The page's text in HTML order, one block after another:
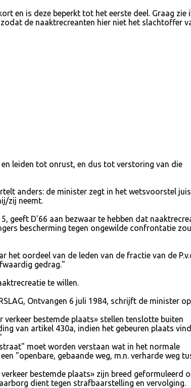
en is deze beperkt tot het eerste deel. Graag zie
de naaktrecreanten hier niet het slachtoffer
leiden tot onrust, en dus tot verstoring van die
anders: de minister zegt in het wetsvoorstel
zij neemt.
geeft D'66 aan bezwaar te hebben dat
bescherming tegen ongewilde confrontatie
het oordeel van de leden van de fractie van de
gedrag."
te willen.
Ontvangen 6 juli 1984, schrijft de minister
bestemde plaats» stellen tenslotte buiten
van artikel 430a, indien het gebeuren plaats
moet worden verstaan wat in het normale
"openbare, gebaande weg, m.n. verharde weg
bestemde plaats» zijn breed geformuleerd
dient tegen strafbaarstelling en vervolging.